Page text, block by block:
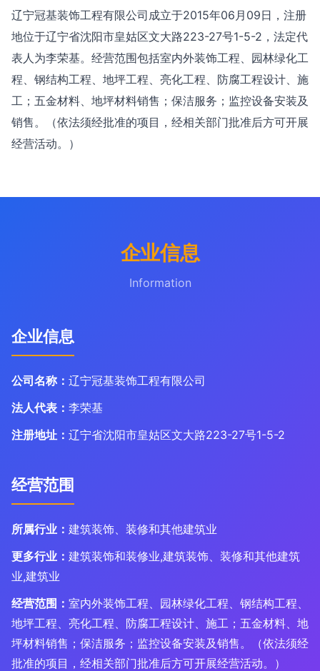
辽宁冠基装饰工程有限公司成立于2015年06月09日，注册
地位于辽宁省沈阳市皇姑区文大路223-27号1-5-2，法定代
表人为李荣基。经营范围包括室内外装饰工程、园林绿化工
程、钢结构工程、地坪工程、亮化工程、防腐工程设计、施
工；五金材料、地坪材料销售；保洁服务；监控设备安装及
销售。（依法须经批准的项目，经相关部门批准后方可开展
经营活动。）
企业信息
Information
企业信息
公司名称： 辽宁冠基装饰工程有限公司
法人代表： 李荣基
注册地址： 辽宁省沈阳市皇姑区文大路223-27号1-5-2
经营范围
所属行业： 建筑装饰、装修和其他建筑业
更多行业： 建筑装饰和装修业,建筑装饰、装修和其他建筑
业,建筑业
经营范围： 室内外装饰工程、园林绿化工程、钢结构工程、
地坪工程、亮化工程、防腐工程设计、施工；五金材料、地
坪材料销售；保洁服务；监控设备安装及销售。（依法须经
批准的项目，经相关部门批准后方可开展经营活动。）